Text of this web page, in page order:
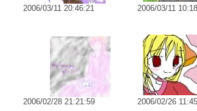
2006/03/11 20:46:21 2006/03/11
2006/02/28 21:21:59 2006/02/26